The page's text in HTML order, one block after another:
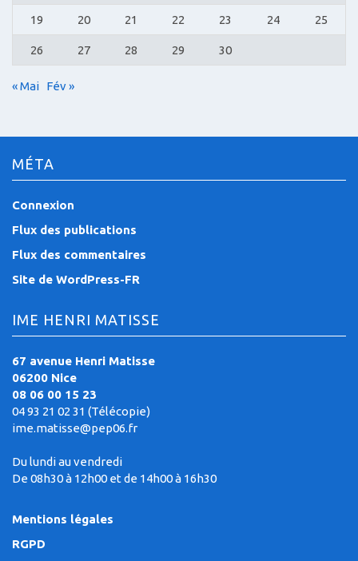
19 20 21 22 23 24 25
26 27 28 29 30
« Mai Fév »
MÉTA
Connexion
Flux des publications
Flux des commentaires
Site de WordPress-FR
IME HENRI MATISSE
67 avenue Henri Matisse
06200 Nice
08 06 00 15 23
04 93 21 02 31 (Télécopie)
ime.matisse@pep06.fr
Du lundi au vendredi
De 08h30 à 12h00 et de 14h00 à 16h30
Mentions légales
RGPD